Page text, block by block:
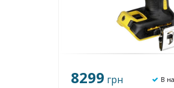
8299 грн В